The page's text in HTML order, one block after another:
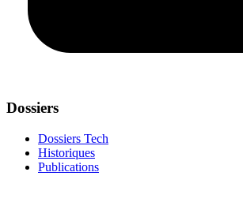
Dossiers
Dossiers Tech
Historiques
Publications